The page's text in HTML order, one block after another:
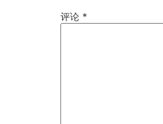
评论 *